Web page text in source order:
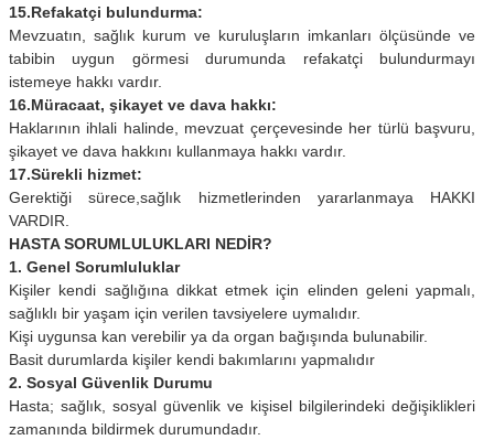
15.Refakatçi bulundurma:
Mevzuatın, sağlık kurum ve kuruluşların imkanları ölçüsünde ve
tabibin uygun görmesi durumunda refakatçi bulundurmayı
istemeye hakkı vardır.
16.Müracaat, şikayet ve dava hakkı:
Haklarının ihlali halinde, mevzuat çerçevesinde her türlü başvuru,
şikayet ve dava hakkını kullanmaya hakkı vardır.
17.Sürekli hizmet:
Gerektiği sürece,sağlık hizmetlerinden yararlanmaya HAKKI
VARDIR.
HASTA SORUMLULUKLARI NEDİR?
1. Genel Sorumluluklar
Kişiler kendi sağlığına dikkat etmek için elinden geleni yapmalı,
sağlıklı bir yaşam için verilen tavsiyelere uymalıdır.
Kişi uygunsa kan verebilir ya da organ bağışında bulunabilir.
Basit durumlarda kişiler kendi bakımlarını yapmalıdır
2. Sosyal Güvenlik Durumu
Hasta; sağlık, sosyal güvenlik ve kişisel bilgilerindeki değişiklikleri
zamanında bildirmek durumundadır.